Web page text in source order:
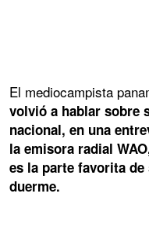
El mediocampista
volvió a hablar sobre
nacional, en una
la emisora radial
es la parte favorita
duerme.